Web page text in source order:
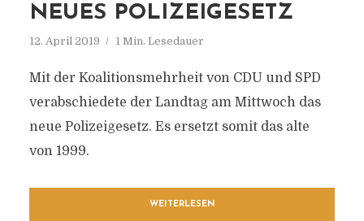
NEUES POLIZEIGESETZ
12. April 2019 1 Min. Lesedauer
Mit der Koalitionsmehrheit von CDU und SPD
verabschiedete der Landtag am Mittwoch das
neue Polizeigesetz. Es ersetzt somit das alte
von 1999.
WEITERLESEN